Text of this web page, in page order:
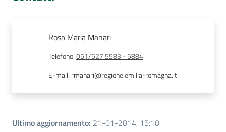
Rosa Maria Manari
Telefono:051/527 5583 - 5884
E-mail: rmanari@regione.emilia-romagna.it
Ultimo aggiornamento: 21-01-2014, 15:10